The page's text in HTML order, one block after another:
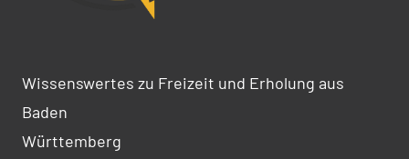
Wissenswertes zu Freizeit und Erholung aus
Baden
Württemberg